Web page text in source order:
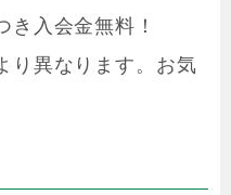
入会金無料！
り異なります。お気